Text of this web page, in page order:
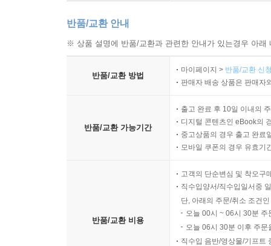
반품/교환 안내
※ 상품 설명에 반품/교환과 관련한 안내가 있는경우 아
반품/교환 방법
마이페이지 > 반품/교환 신
판매자 배송 상품은 판매자
반품/교환 가능기간
출고 완료 후 10일 이내의
디지털 콘텐츠인 eBook의
중고상품의 경우 출고 완료
모바일 쿠폰의 경우 유효기
반품/교환 비용
고객의 단순변심 및 착오구
직수입양서/직수입일서중
단, 아래의 주문/취소 조건
오늘 00시 ~ 06시 30분
오늘 06시 30분 이후 주
직수입 음반/영상물/기프트